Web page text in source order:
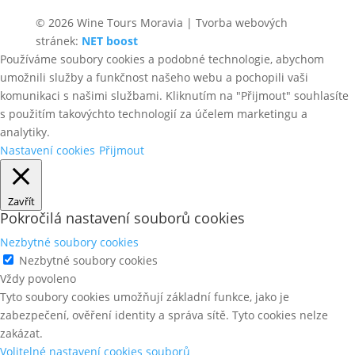
© 2026 Wine Tours Moravia | Tvorba webových
stránek: NET boost
Používáme soubory cookies a podobné technologie, abychom
umožnili služby a funkčnost našeho webu a pochopili vaši
komunikaci s našimi službami. Kliknutím na "Přijmout" souhlasíte
s použitím takovýchto technologií za účelem marketingu a
analytiky.
Nastavení cookies Přijmout
Zavřít
Pokročilá nastavení souborů cookies
Nezbytné soubory cookies
Nezbytné soubory cookies
Vždy povoleno
Tyto soubory cookies umožňují základní funkce, jako je
zabezpečení, ověření identity a správa sítě. Tyto cookies nelze
zakázat.
Volitelné nastavení cookies souborů